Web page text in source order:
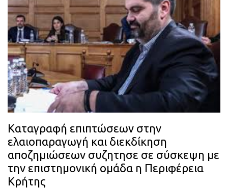
Καταγραφή επιπτώσεων στην
ελαιοπαραγωγή και διεκδίκηση
αποζημιώσεων συζητησε σε σύσκεψη με
την επιστημονική ομάδα η Περιφέρεια
Κρήτης